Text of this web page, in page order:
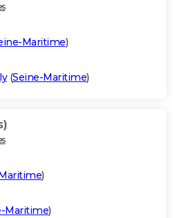
Maritime)
(Seine-Maritime)
)
Maritime)